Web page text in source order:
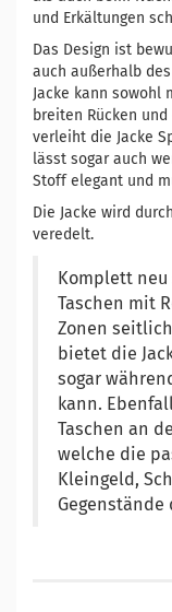
und Erkältungen
Das Design ist
auch außerhalb
Jacke kann sowohl
breiten Rücken
verleiht die Jacke
lässt sogar auch
Stoff elegant und
Die Jacke wird
veredelt.
Komplett
Taschen mit
Zonen
bietet die
sogar
kann.
Taschen an
welche die
Kleingeld,